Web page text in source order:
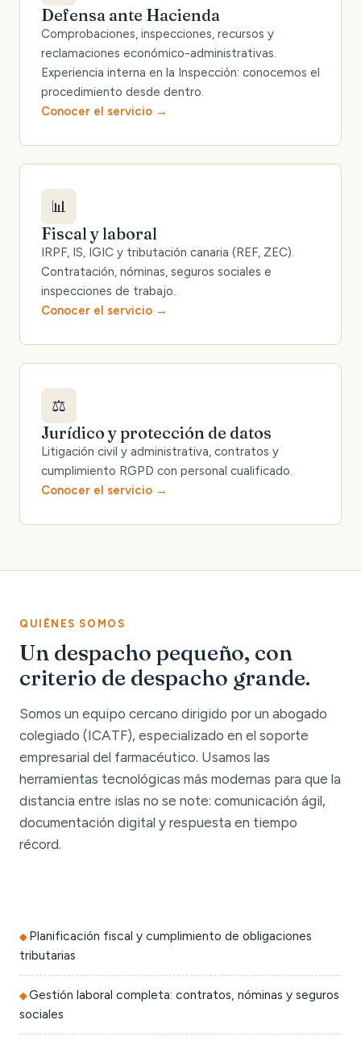
Defensa ante Hacienda
Comprobaciones, inspecciones, recursos y
reclamaciones económico-administrativas.
Experiencia interna en la Inspección: conocemos el
procedimiento desde dentro.
Conocer el servicio
📊
Fiscal y laboral
IRPF, IS, IGIC y tributación canaria (REF, ZEC).
Contratación, nóminas, seguros sociales e
inspecciones de trabajo.
Conocer el servicio
⚖️
Jurídico y protección de datos
Litigación civil y administrativa, contratos y
cumplimiento RGPD con personal cualificado.
Conocer el servicio
QUIÉNES SOMOS
Un despacho pequeño, con
criterio de despacho grande.
Somos un equipo cercano dirigido por un abogado
colegiado (ICATF), especializado en el soporte
empresarial del farmacéutico. Usamos las
herramientas tecnológicas más modernas para que la
distancia entre islas no se note: comunicación ágil,
documentación digital y respuesta en tiempo
récord.
Planificación fiscal y cumplimiento de obligaciones
tributarias
Gestión laboral completa: contratos, nóminas y seguros
sociales